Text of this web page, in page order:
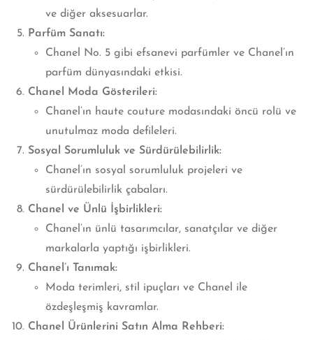
ve diğer aksesuarlar.
Parfüm Sanatı:
Chanel No. 5 gibi efsanevi parfümler ve Chanel’ın
parfüm dünyasındaki etkisi.
Chanel Moda Gösterileri:
Chanel’ın haute couture modasındaki öncü rolü ve
unutulmaz moda defileleri.
Sosyal Sorumluluk ve Sürdürülebilirlik:
Chanel’ın sosyal sorumluluk projeleri ve
sürdürülebilirlik çabaları.
Chanel ve Ünlü İşbirlikleri:
Chanel’ın ünlü tasarımcılar, sanatçılar ve diğer
markalarla yaptığı işbirlikleri.
Chanel’ı Tanımak:
Moda terimleri, stil ipuçları ve Chanel ile
özdeşleşmiş kavramlar.
Chanel Ürünlerini Satın Alma Rehberi: